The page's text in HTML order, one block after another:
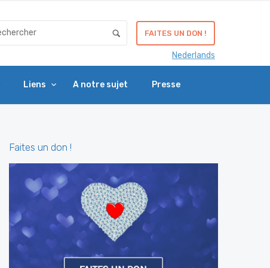
FAITES UN DON !
Nederlands
Liens A notre sujet Presse
Faites un don !